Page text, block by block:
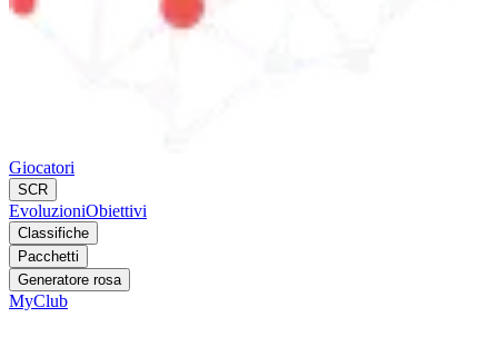
Giocatori
SCR
EvoluzioniObiettivi
Classifiche
Pacchetti
Generatore rosa
MyClub